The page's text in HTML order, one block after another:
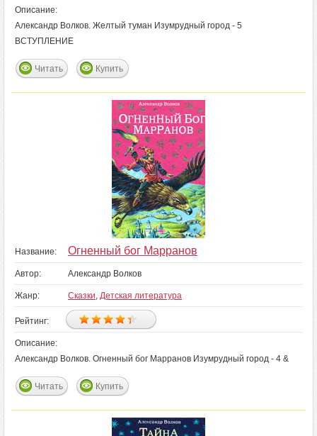
Описание:
Александр Волков. Желтый туман Изумрудный город - 5
ВСТУПЛЕНИЕ
Читать Купить
Название: Огненный бог Марранов
Автор: Александр Волков
Жанр: Сказки, Детская литература
Рейтинг:
Описание:
Александр Волков. Огненный бог Марранов Изумрудный город - 4 &
Читать Купить